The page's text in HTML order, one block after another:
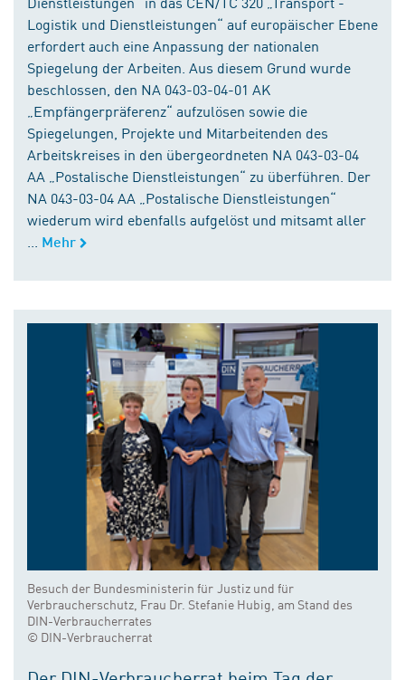
Logistik und Dienstleistungen“ auf europäischer Ebene
erfordert auch eine Anpassung der nationalen
Spiegelung der Arbeiten. Aus diesem Grund wurde
beschlossen, den NA 043-03-04-01 AK
„Empfängerpräferenz“ aufzulösen sowie die
Spiegelungen, Projekte und Mitarbeitenden des
Arbeitskreises in den übergeordneten NA 043-03-04
AA „Postalische Dienstleistungen“ zu überführen. Der
NA 043-03-04 AA „Postalische Dienstleistungen“
wiederum wird ebenfalls aufgelöst und mitsamt aller
Mehr
Besuch der Bundesministerin für Justiz und für
Verbraucherschutz, Frau Dr. Stefanie Hubig, am Stand des
DIN-Verbraucherrates
© DIN-Verbraucherrat